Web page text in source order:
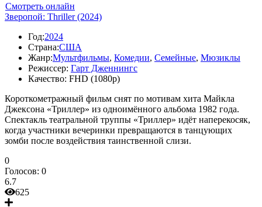
Смотреть онлайн
Зверопой: Thriller (2024)
Год:2024
Страна:США
Жанр:Мультфильмы, Комедии, Семейные, Мюзиклы
Режиссер: Гарт Дженнингс
Качество: FHD (1080p)
Короткометражный фильм снят по мотивам хита Майкла
Джексона «Триллер» из одноимённого альбома 1982 года.
Спектакль театральной труппы «Триллер» идёт наперекосяк,
когда участники вечеринки превращаются в танцующих
зомби после воздействия таинственной слизи.
0
Голосов: 0
6.7
625